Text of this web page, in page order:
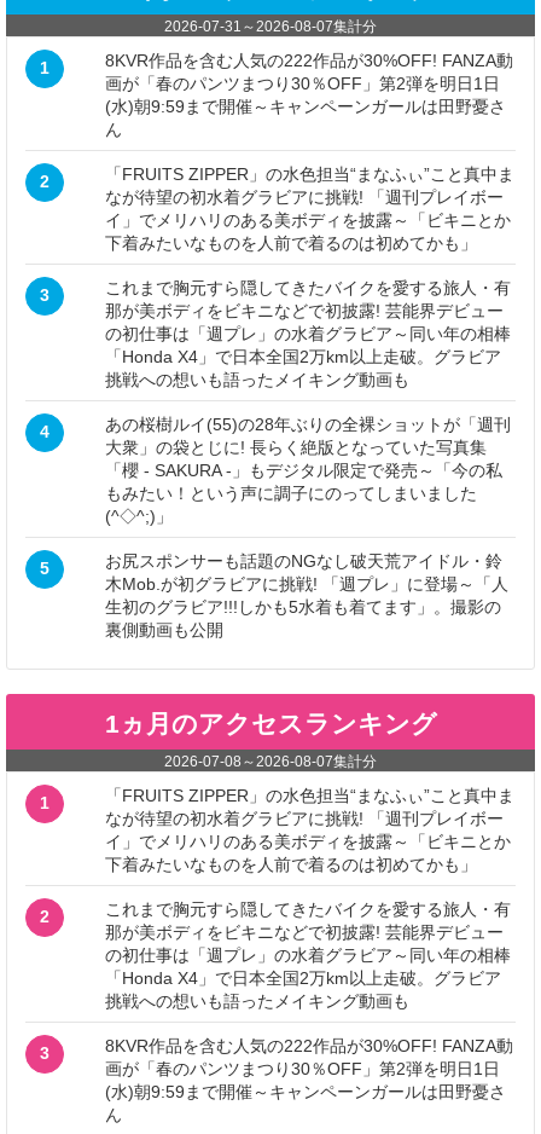
2026-07-31 ～2026-08-07集計分
1
8KVR作品を含む人気の222作品が30%OFF! FANZA動
画が「春のパンツまつり30％OFF」第2弾を明日1日
(水)朝9:59まで開催～キャンペーンガールは田野憂さ
ん
2
「FRUITS ZIPPER」の水色担当“まなふぃ”こと真中ま
なが待望の初水着グラビアに挑戦! 「週刊プレイボー
イ」でメリハリのある美ボディを披露～「ビキニとか
下着みたいなものを人前で着るのは初めてかも」
3
これまで胸元すら隠してきたバイクを愛する旅人・有
那が美ボディをビキニなどで初披露! 芸能界デビュー
の初仕事は「週プレ」の水着グラビア～同い年の相棒
「Honda X4」で日本全国2万km以上走破。グラビア
挑戦への想いも語ったメイキング動画も
4
あの桜樹ルイ(55)の28年ぶりの全裸ショットが「週刊
大衆」の袋とじに! 長らく絶版となっていた写真集
「櫻 - SAKURA -」もデジタル限定で発売～「今の私
もみたい！という声に調子にのってしまいました
(^◇^;)」
5
お尻スポンサーも話題のNGなし破天荒アイドル・鈴
木Mob.が初グラビアに挑戦! 「週プレ」に登場～「人
生初のグラビア!!!しかも5水着も着てます」。撮影の
裏側動画も公開
1ヵ月のアクセスランキング
2026-07-08 ～2026-08-07集計分
1
「FRUITS ZIPPER」の水色担当“まなふぃ”こと真中ま
なが待望の初水着グラビアに挑戦! 「週刊プレイボー
イ」でメリハリのある美ボディを披露～「ビキニとか
下着みたいなものを人前で着るのは初めてかも」
2
これまで胸元すら隠してきたバイクを愛する旅人・有
那が美ボディをビキニなどで初披露! 芸能界デビュー
の初仕事は「週プレ」の水着グラビア～同い年の相棒
「Honda X4」で日本全国2万km以上走破。グラビア
挑戦への想いも語ったメイキング動画も
3
8KVR作品を含む人気の222作品が30%OFF! FANZA動
画が「春のパンツまつり30％OFF」第2弾を明日1日
(水)朝9:59まで開催～キャンペーンガールは田野憂さ
ん